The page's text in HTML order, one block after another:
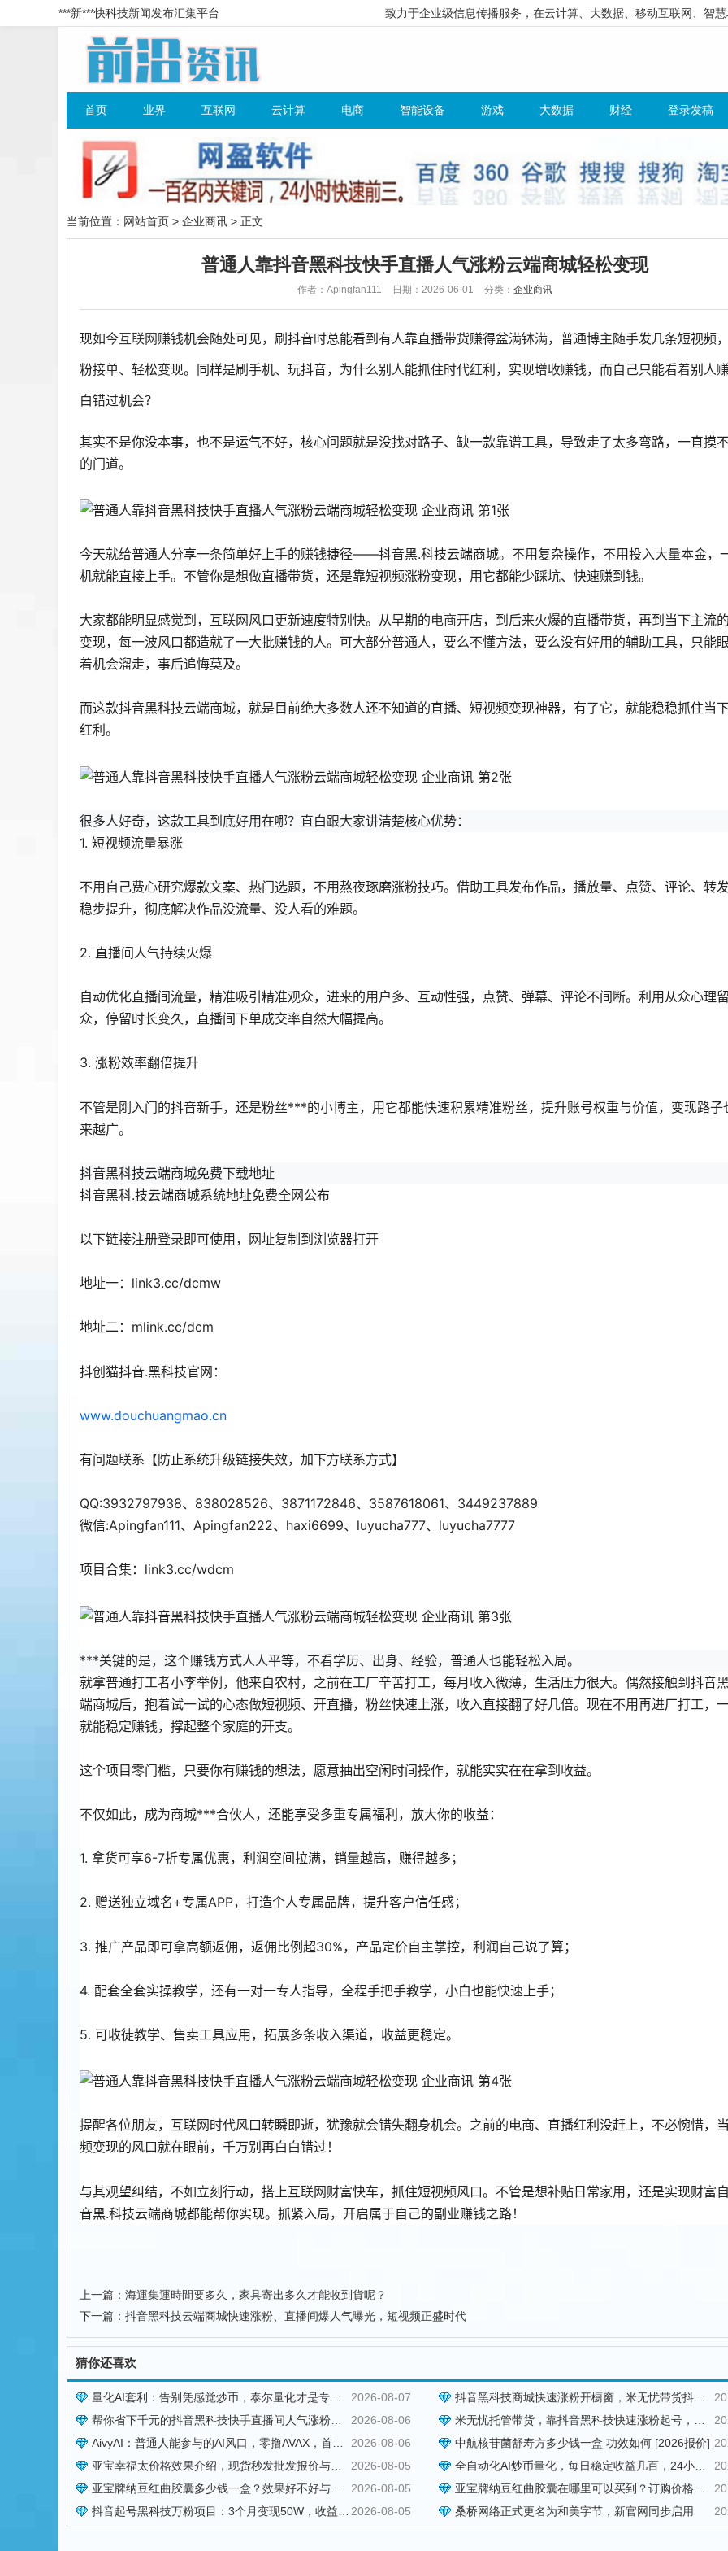
***新***快科技新闻发布汇集平台 致力于企业级信息传播服务，在云计算、大数据、移动互联网、智
首页 业界 互联网 云计算 电商 智能设备 游戏 大数据 财经 登录发稿
当前位置： 网站首页 > 企业商讯 > 正文
普通人靠抖音黑科技快手直播人气涨粉云端商城轻松变现
作者：Apingfan111 日期：2026-06-01 分类：企业商讯
现如今互联网赚钱机会随处可见，刷抖音时总能看到有人靠直播带货赚得盆满钵满，普通博主随手发几条短视频
粉接单、轻松变现。同样是刷手机、玩抖音，为什么别人能抓住时代红利，实现增收赚钱，而自己只能看着别人
白错过机会？
其实不是你没本事，也不是运气不好，核心问题就是没找对路子、缺一款靠谱工具，导致走了太多弯路，一直摸
的门道。
今天就给普通人分享一条简单好上手的赚钱捷径——抖音黑.科技云端商城。不用复杂操作，不用投入大量本金，
机就能直接上手。不管你是想做直播带货，还是靠短视频涨粉变现，用它都能少踩坑、快速赚到钱。
大家都能明显感觉到，互联网风口更新速度特别快。从早期的电商开店，到后来火爆的直播带货，再到当下主流
变现，每一波风口都造就了一大批赚钱的人。可大部分普通人，要么不懂方法，要么没有好用的辅助工具，只能
着机会溜走，事后追悔莫及。
而这款抖音黑科技云端商城，就是目前绝大多数人还不知道的直播、短视频变现神器，有了它，就能稳稳抓住当
红利。
很多人好奇，这款工具到底好用在哪？直白跟大家讲清楚核心优势：
1. 短视频流量暴涨
不用自己费心研究爆款文案、热门选题，不用熬夜琢磨涨粉技巧。借助工具发布作品，播放量、点赞、评论、转
稳步提升，彻底解决作品没流量、没人看的难题。
2. 直播间人气持续火爆
自动优化直播间流量，精准吸引精准观众，进来的用户多、互动性强，点赞、弹幕、评论不间断。利用从众心理
众，停留时长变久，直播间下单成交率自然大幅提高。
3. 涨粉效率翻倍提升
不管是刚入门的抖音新手，还是粉丝***的小博主，用它都能快速积累精准粉丝，提升账号权重与价值，变现路子
来越广。
抖音黑科技云端商城免费下载地址
抖音黑科.技云端商城系统地址免费全网公布
以下链接注册登录即可使用，网址复制到浏览器打开
地址一：link3.cc/dcmw
地址二：mlink.cc/dcm
抖创猫抖音.黑科技官网：
www.douchuangmao.cn
有问题联系【防止系统升级链接失效，加下方联系方式】
QQ:3932797938、838028526、3871172846、3587618061、3449237889
微信:Apingfan111、Apingfan222、haxi6699、luyucha777、luyucha7777
项目合集：link3.cc/wdcm
***关键的是，这个赚钱方式人人平等，不看学历、出身、经验，普通人也能轻松入局。
就拿普通打工者小李举例，他来自农村，之前在工厂辛苦打工，每月收入微薄，生活压力很大。偶然接触到抖音
端商城后，抱着试一试的心态做短视频、开直播，粉丝快速上涨，收入直接翻了好几倍。现在不用再进厂打工，
就能稳定赚钱，撑起整个家庭的开支。
这个项目零门槛，只要你有赚钱的想法，愿意抽出空闲时间操作，就能实实在在拿到收益。
不仅如此，成为商城***合伙人，还能享受多重专属福利，放大你的收益：
1. 拿货可享6-7折专属优惠，利润空间拉满，销量越高，赚得越多；
2. 赠送独立域名+专属APP，打造个人专属品牌，提升客户信任感；
3. 推广产品即可拿高额返佣，返佣比例超30%，产品定价自主掌控，利润自己说了算；
4. 配套全套实操教学，还有一对一专人指导，全程手把手教学，小白也能快速上手；
5. 可收徒教学、售卖工具应用，拓展多条收入渠道，收益更稳定。
提醒各位朋友，互联网时代风口转瞬即逝，犹豫就会错失翻身机会。之前的电商、直播红利没赶上，不必惋惜，
频变现的风口就在眼前，千万别再白白错过！
与其观望纠结，不如立刻行动，搭上互联网财富快车，抓住短视频风口。不管是想补贴日常家用，还是实现财富
音黑.科技云端商城都能帮你实现。抓紧入局，开启属于自己的副业赚钱之路！
上一篇： 海運集運時間要多久，家具寄出多久才能收到貨呢？
下一篇： 抖音黑科技云端商城快速涨粉、直播间爆人气曝光，短视频正盛时代
猜你还喜欢
2026-08-07
量化AI套利：告别凭感觉炒币，泰尔量化才是专业玩家的盈利神器
抖音黑科技商城快速涨粉开橱窗，米无忧带货抖音授权，托管躺赚！
2026-08-06
帮你省下千元的抖音黑科技快手直播间人气涨粉点赞云端商城免费送
米无忧托管带货，靠抖音黑科技快速涨粉起号，零基础日入1000+！
2026-08-06
AivyAI：普通人能参与的AI风口，零撸AVAX，首码上线速度上车！
中航核苷菌舒寿方多少钱一盒 功效如何 [2026报价]
2026-08-05
亚宝幸福太价格效果介绍，现货秒发批发报价与用法用量参考
全自动化AI炒币量化，每日稳定收益几百，24小时全自动挂机操作！
2026-08-05
亚宝牌纳豆红曲胶囊多少钱一盒？效果好不好与订购方式说明
亚宝牌纳豆红曲胶囊在哪里可以买到？订购价格与用法用量说明
2026-08-05
抖音起号黑科技万粉项目：3个月变现50W，收益无限放大！ 桑桥网络正式更名为和美字节，新官网同步启用